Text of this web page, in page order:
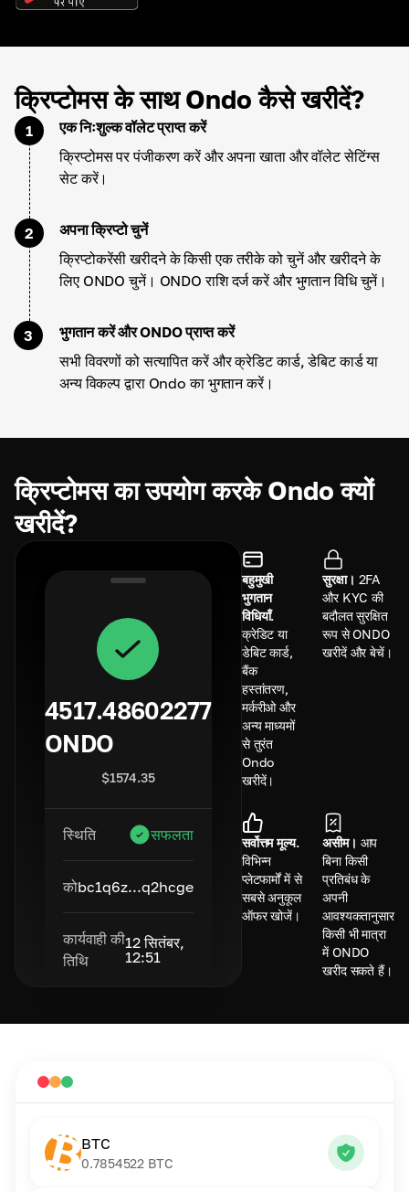
क्रिप्टोमस के साथ Ondo कैसे खरीदें?
1
एक निःशुल्क वॉलेट प्राप्त करें
क्रिप्टोमस पर पंजीकरण करें और अपना खाता और वॉलेट सेटिंग्स
सेट करें।
2
अपना क्रिप्टो चुनें
क्रिप्टोकरेंसी खरीदने के किसी एक तरीके को चुनें और खरीदने के
लिए ONDO चुनें। ONDO राशि दर्ज करें और भुगतान विधि चुनें।
3
भुगतान करें और ONDO प्राप्त करें
सभी विवरणों को सत्यापित करें और क्रेडिट कार्ड, डेबिट कार्ड या
अन्य विकल्प द्वारा Ondo का भुगतान करें।
क्रिप्टोमस का उपयोग करके Ondo क्यों
खरीदें?
4517.48602277
ONDO
$1574.35
स्थिति सफलता
कोbc1q6z...q2hcge
कार्यवाही की
तिथि
12 सितंबर,
12:51
बहुमुखी
भुगतान
विधियाँ.
क्रेडिट या
डेबिट कार्ड,
बैंक
हस्तांतरण,
मर्करीओ और
अन्य माध्यमों
से तुरंत
Ondo
खरीदें।
सुरक्षा। 2FA
और KYC की
बदौलत सुरक्षित
रूप से ONDO
खरीदें और बेचें।
सर्वोत्तम मूल्य.
विभिन्न
प्लेटफार्मों में से
सबसे अनुकूल
ऑफर खोजें।
असीम। आप
बिना किसी
प्रतिबंध के
अपनी
आवश्यकतानुसार
किसी भी मात्रा
में ONDO
खरीद सकते हैं।
BTC
0.7854522 BTC